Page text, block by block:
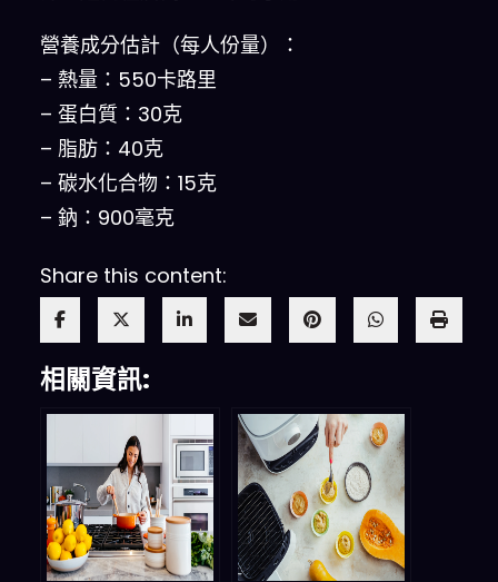
營養成分估計（每人份量）：
– 熱量：550卡路里
– 蛋白質：30克
– 脂肪：40克
– 碳水化合物：15克
– 鈉：900毫克
Share this content:
相關資訊: